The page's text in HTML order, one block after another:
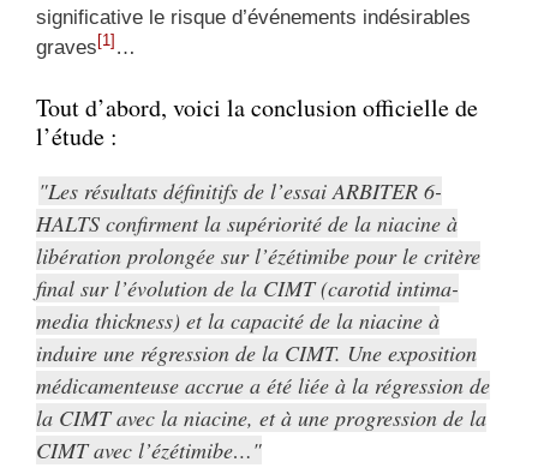
significative le risque d’événements indésirables
graves [1] …
Tout d’abord, voici la conclusion officielle de
l’étude :
Les résultats définitifs de l’essai ARBITER 6-
HALTS confirment la supériorité de la niacine à
libération prolongée sur l’ézétimibe pour le critère
final sur l’évolution de la CIMT (carotid intima-
media thickness) et la capacité de la niacine à
induire une régression de la CIMT. Une exposition
médicamenteuse accrue a été liée à la régression de
la CIMT avec la niacine, et à une progression de la
CIMT avec l’ézétimibe…